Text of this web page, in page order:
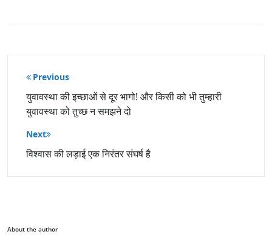
पोस्ट
नेविगेशन
Previous
युवावस्था की इच्छाओं से दूर भागो! और किसी को भी तुम्हारी
युवावस्था को तुच्छ न समझने दो
Next
विश्वास की लड़ाई एक निरंतर संघर्ष है
About the author